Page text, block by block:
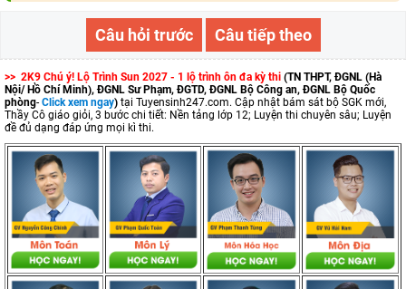
Câu hỏi trước Câu tiếp theo
>> 2K9 Chú ý! Lộ Trình Sun 2027 - 1 lộ trình ôn đa kỳ thi (TN THPT, ĐGNL (Hà
Nội/ Hồ Chí Minh), ĐGNL Sư Phạm, ĐGTD, ĐGNL Bộ Công an, ĐGNL Bộ Quốc
phòng- Click xem ngay) tại Tuyensinh247.com. Cập nhật bám sát bộ SGK mới,
Thầy Cô giáo giỏi, 3 bước chi tiết: Nền tảng lớp 12; Luyện thi chuyên sâu; Luyện
đề đủ dạng đáp ứng mọi kì thi.